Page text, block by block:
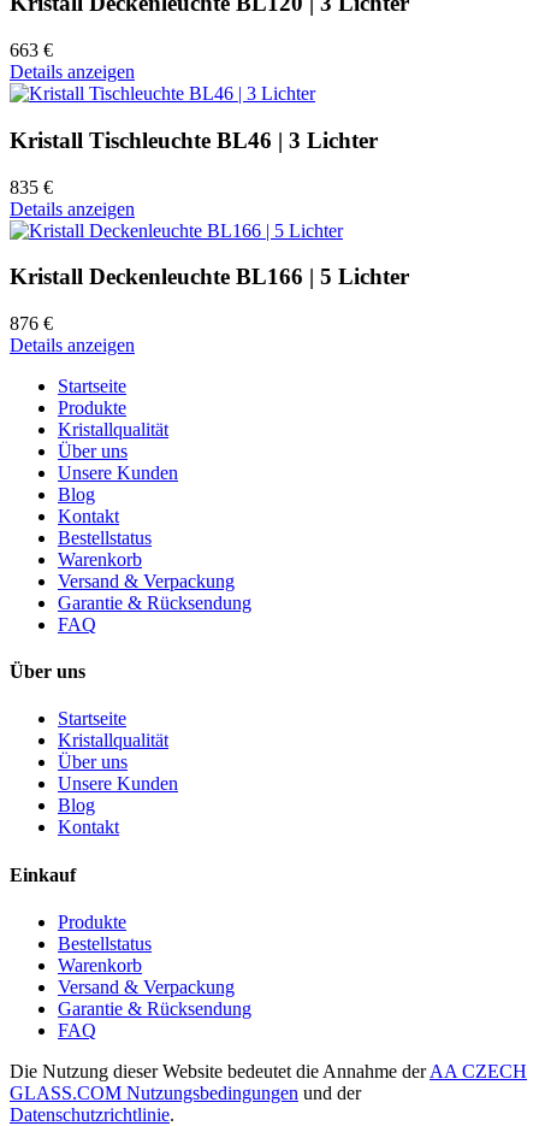
663 €
Details anzeigen
Kristall Tischleuchte BL46 | 3 Lichter
835 €
Details anzeigen
Kristall Deckenleuchte BL166 | 5 Lichter
876 €
Details anzeigen
Startseite
Produkte
Kristallqualität
Über uns
Unsere Kunden
Blog
Kontakt
Bestellstatus
Warenkorb
Versand & Verpackung
Garantie & Rücksendung
FAQ
Über uns
Startseite
Kristallqualität
Über uns
Unsere Kunden
Blog
Kontakt
Einkauf
Produkte
Bestellstatus
Warenkorb
Versand & Verpackung
Garantie & Rücksendung
FAQ
Die Nutzung dieser Website bedeutet die Annahme derAA CZECH
GLASS.COM Nutzungsbedingungen und der
Datenschutzrichtlinie.